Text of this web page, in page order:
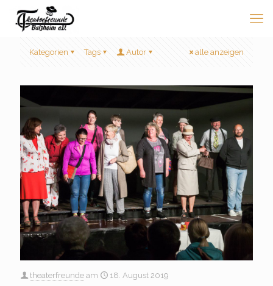
Kategorien Tags Autor alle anzeigen
theaterfreunde am
18. August 2019